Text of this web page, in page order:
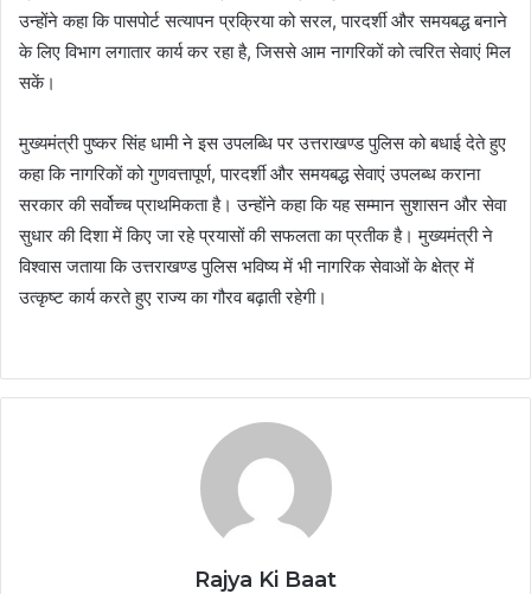
उन्होंने कहा कि पासपोर्ट सत्यापन प्रक्रिया को सरल, पारदर्शी और समयबद्ध बनाने
के लिए विभाग लगातार कार्य कर रहा है, जिससे आम नागरिकों को त्वरित सेवाएं मिल
सकें।
मुख्यमंत्री पुष्कर सिंह धामी ने इस उपलब्धि पर उत्तराखण्ड पुलिस को बधाई देते हुए
कहा कि नागरिकों को गुणवत्तापूर्ण, पारदर्शी और समयबद्ध सेवाएं उपलब्ध कराना
सरकार की सर्वोच्च प्राथमिकता है। उन्होंने कहा कि यह सम्मान सुशासन और सेवा
सुधार की दिशा में किए जा रहे प्रयासों की सफलता का प्रतीक है। मुख्यमंत्री ने
विश्वास जताया कि उत्तराखण्ड पुलिस भविष्य में भी नागरिक सेवाओं के क्षेत्र में
उत्कृष्ट कार्य करते हुए राज्य का गौरव बढ़ाती रहेगी।
Rajya Ki Baat